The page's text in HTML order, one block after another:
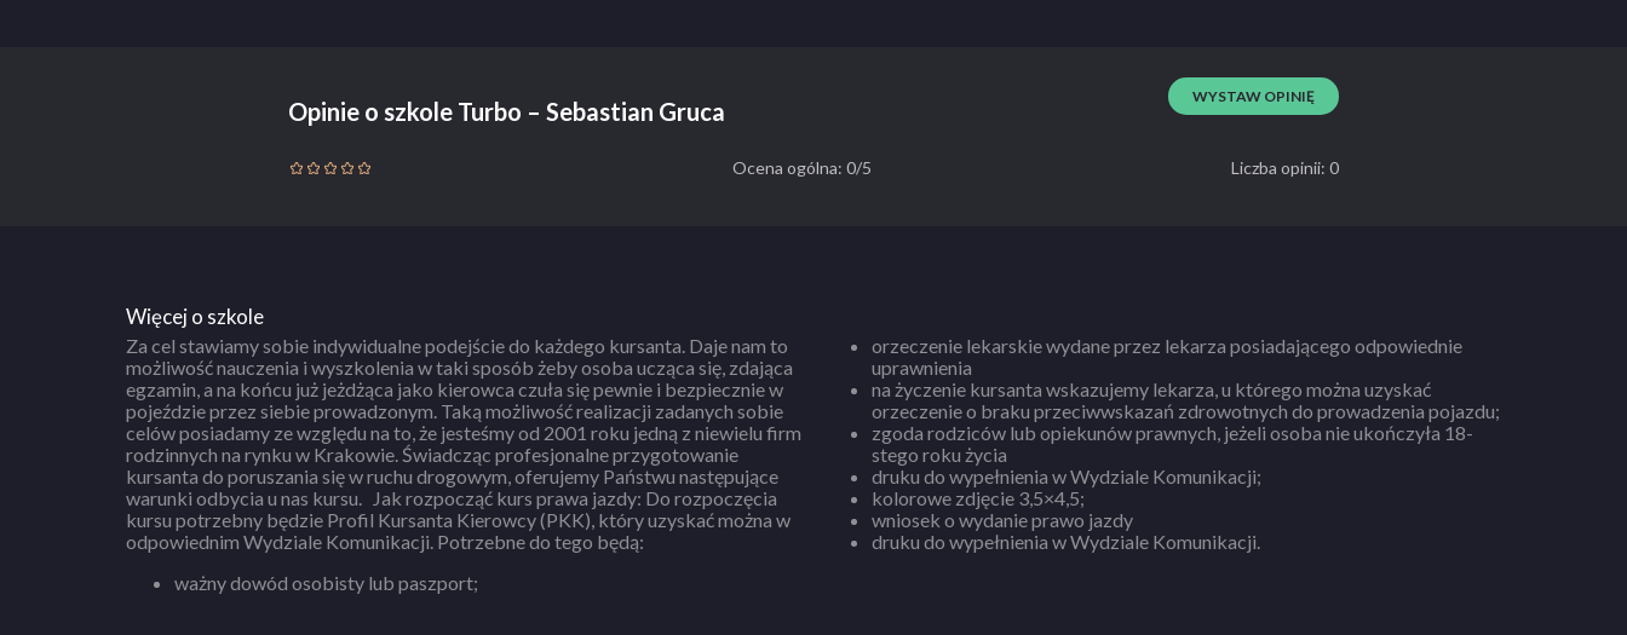
Opinie o szkole Turbo – Sebastian Gruca
WYSTAW OPINIĘ
Ocena ogólna: 0/5 Liczba opinii: 0
Więcej o szkole
Za cel stawiamy sobie indywidualne podejście do każdego kursanta. Daje nam to
możliwość nauczenia i wyszkolenia w taki sposób żeby osoba ucząca się, zdająca
egzamin, a na końcu już jeżdżąca jako kierowca czuła się pewnie i bezpiecznie w
pojeździe przez siebie prowadzonym. Taką możliwość realizacji zadanych sobie
celów posiadamy ze względu na to, że jesteśmy od 2001 roku jedną z niewielu firm
rodzinnych na rynku w Krakowie. Świadcząc profesjonalne przygotowanie
kursanta do poruszania się w ruchu drogowym, oferujemy Państwu następujące
warunki odbycia u nas kursu. Jak rozpocząć kurs prawa jazdy: Do rozpoczęcia
kursu potrzebny będzie Profil Kursanta Kierowcy (PKK), który uzyskać można w
odpowiednim Wydziale Komunikacji. Potrzebne do tego będą:
ważny dowód osobisty lub paszport;
orzeczenie lekarskie wydane przez lekarza posiadającego odpowiednie
uprawnienia
na życzenie kursanta wskazujemy lekarza, u którego można uzyskać
orzeczenie o braku przeciwwskazań zdrowotnych do prowadzenia pojazdu;
zgoda rodziców lub opiekunów prawnych, jeżeli osoba nie ukończyła 18-
stego roku życia
druku do wypełnienia w Wydziale Komunikacji;
kolorowe zdjęcie 3,5×4,5;
wniosek o wydanie prawo jazdy
druku do wypełnienia w Wydziale Komunikacji.